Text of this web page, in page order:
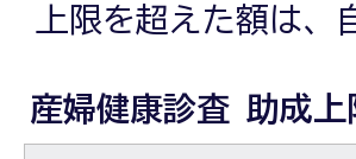
上限を超えた額は
産婦健康診査 助成上